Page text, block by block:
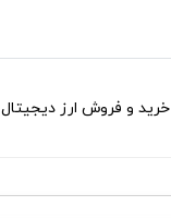
خرید و فروش ارز دیجیتال